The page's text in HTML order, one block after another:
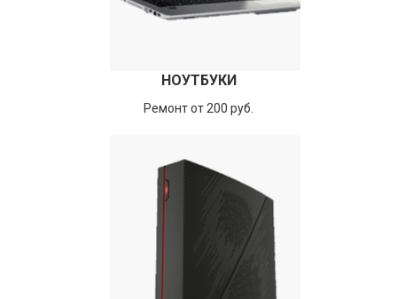
НОУТБУКИ
Ремонт от 200 руб.